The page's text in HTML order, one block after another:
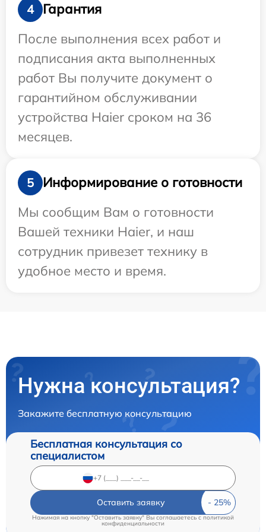
4
Гарантия
После выполнения всех работ и
подписания акта выполненных
работ Вы получите документ о
гарантийном обслуживании
устройства Haier сроком на 36
месяцев.
5
Информирование о готовности
Мы сообщим Вам о готовности
Вашей техники Haier, и наш
сотрудник привезет технику в
удобное место и время.
Нужна консультация?
Закажите бесплатную консультацию
Бесплатная консультация со
специалистом
Оставить заявку
Нажимая на кнопку "Оставить заявку" Вы соглашаетесь cполитикой
конфиденциальности